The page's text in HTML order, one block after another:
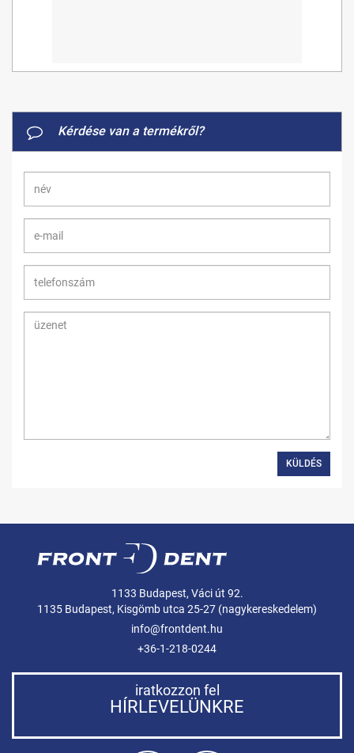
Kérdése van a termékről?
KÜLDÉS
1133 Budapest, Váci út 92.
1135 Budapest, Kisgömb utca 25-27 (nagykereskedelem)
info@frontdent.hu
+36-1-218-0244
iratkozzon fel
HÍRLEVELÜNKRE